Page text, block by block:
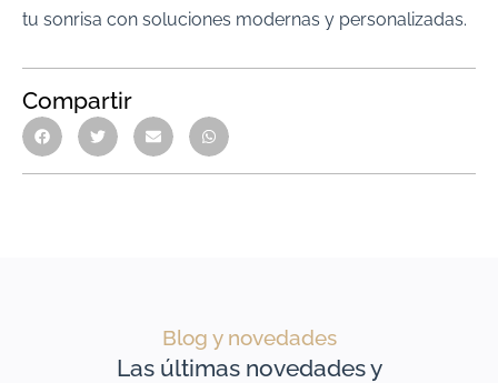
tu sonrisa con soluciones modernas y personalizadas.
Compartir
Blog y novedades
Las últimas novedades y